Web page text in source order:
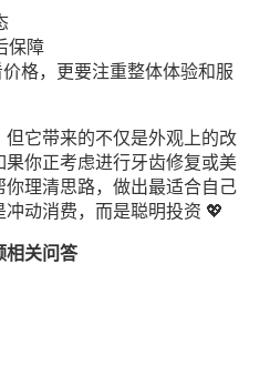
保障
格，更要注重整体体验和服
它带来的不仅是外观上的改
你正考虑进行牙齿修复或美
理清思路，做出最适合自己
冲动消费，而是聪明投资 💖
相关问答